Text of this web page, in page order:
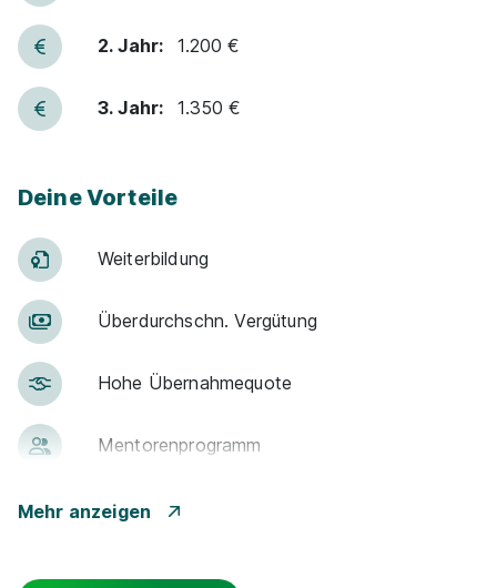
2. Jahr: 1.200 €
3. Jahr: 1.350 €
Deine Vorteile
Weiter­bildung
Über­durch­schn. Ver­gü­tung
Hohe Über­nah­me­quote
Men­to­ren­pro­gramm
Gute An­bin­dung
Mehr anzeigen